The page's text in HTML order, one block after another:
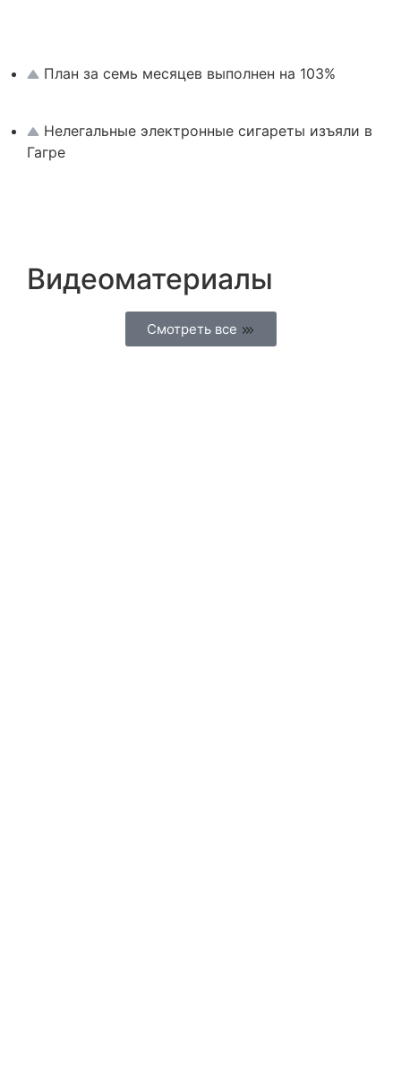
План за семь месяцев выполнен на 103%
Нелегальные электронные сигареты изъяли в
Гагре
Видеоматериалы
Смотреть все